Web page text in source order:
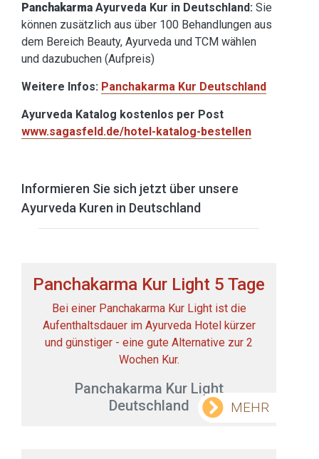
Panchakarma Ayurveda Kur in Deutschland: Sie
können zusätzlich aus über 100 Behandlungen aus
dem Bereich Beauty, Ayurveda und TCM wählen
und dazubuchen (Aufpreis)
Weitere Infos: Panchakarma Kur Deutschland
Ayurveda Katalog kostenlos per Post
www.sagasfeld.de/hotel-katalog-bestellen
Informieren Sie sich jetzt über unsere
Ayurveda Kuren in Deutschland
Panchakarma Kur Light 5 Tage
Bei einer Panchakarma Kur Light ist die
Aufenthaltsdauer im Ayurveda Hotel kürzer
und günstiger - eine gute Alternative zur 2
Wochen Kur.
Panchakarma Kur Light
Deutschland
MEHR